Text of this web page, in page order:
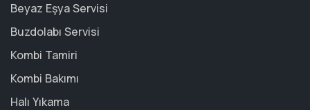
Beyaz Eşya Servisi
Buzdolabı Servisi
Kombi Tamiri
Kombi Bakımı
Halı Yıkama